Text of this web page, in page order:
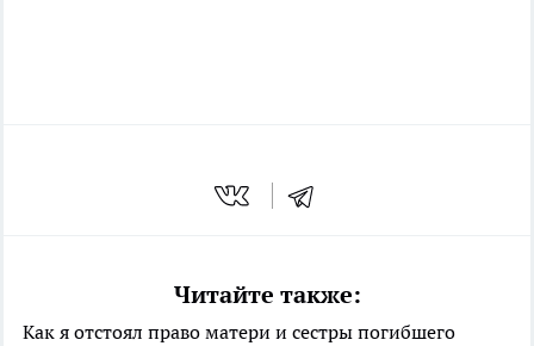
Читайте также:
Как я отстоял право матери и сестры погибшего